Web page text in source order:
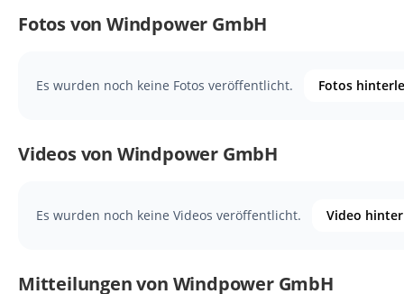
Fotos von Windpower GmbH
Es wurden noch keine Fotos veröffentlicht. Fotos
Videos von Windpower GmbH
Es wurden noch keine Videos veröffentlicht. Video
Mitteilungen von Windpower GmbH